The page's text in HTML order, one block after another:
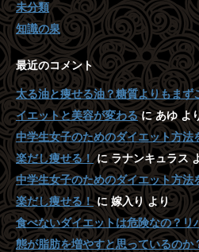
未分類
知識の泉
最近のコメント
太る油と痩せる油？糖質よりもまず
イエットと美容が変わるにあゆ よ
中学生女子のためのダイエット方法
楽だし痩せる！にラナンキュラス
中学生女子のためのダイエット方法
楽だし痩せる！に 嫁入りより
食べないダイエットは危険なの？
態が脂肪を増やすと思っているのか